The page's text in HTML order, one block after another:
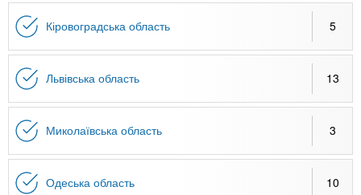
Кіровоградська область 5
Львівська область 13
Миколаївська область 3
Одеська область 10